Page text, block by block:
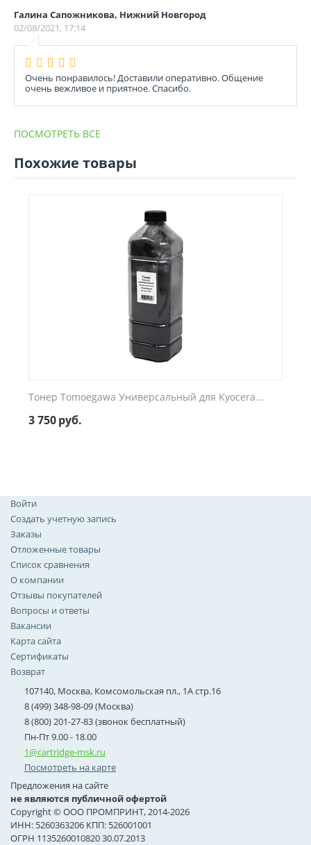
Галина Сапожникова, Нижний Новгород
02/08/2021, 17:14
Очень понравилось! Доставили оперативно. Общение
очень вежливое и приятное. Спасибо.
ПОСМОТРЕТЬ ВСЕ
Похожие товары
Тонер Tomoegawa Универсальный для Kyocera...
3 750руб.
Войти
Создать учетную запись
Заказы
Отложенные товары
Список сравнения
О компании
Отзывы покупателей
Вопросы и ответы
Вакансии
Карта сайта
Сертификаты
Возврат
107140, Москва, Комсомольская пл., 1А стр.16
8 (499) 348-98-09 (Москва)
8 (800) 201-27-83 (звонок бесплатный)
Пн-Пт 9.00 - 18.00
1@cartridge-msk.ru
Посмотреть на карте
Предложения на сайте
не являются публичной офертой
Copyright © ООО ПРОМПРИНТ, 2014-2026
ИНН: 5260363206 КПП: 526001001
ОГРН 1135260010820 30.07.2013